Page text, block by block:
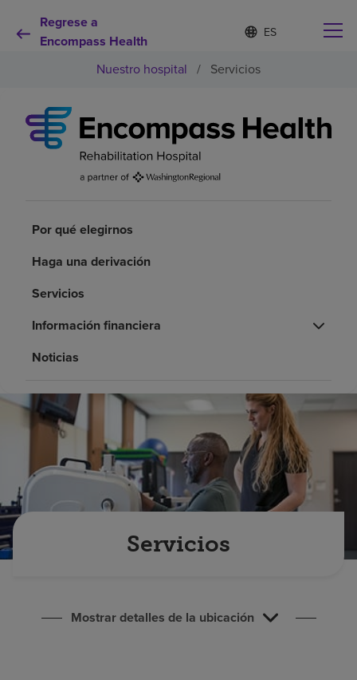
Regrese a
Encompass Health
Lista
de
idiomas
contraída
d
o
s
e
Por qué debe elegirnos
Servicios de rehabilitación
Pacientes y cuidadores
Acerca de nosotros
Buscar un centro
Inversores
Pagar mi factura
Nuestro hospital / Servicios
Por qué elegirnos
Haga una derivación
Servicios
Información financiera
Noticias
Servicios
Mostrar detalles de la ubicación